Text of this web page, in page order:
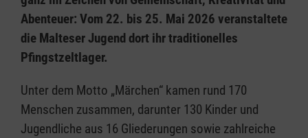
Abenteuer: Vom 22. bis 25. Mai 2026 veranstaltete
die Malteser Jugend dort ihr traditionelles
Pfingstzeltlager.
Unter dem Motto „Märchen“ kamen rund 170
Menschen zusammen, darunter 130 Kinder und
Jugendliche aus 16 Gliederungen sowie zahlreiche